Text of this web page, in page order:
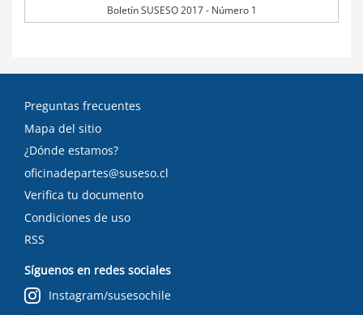
Boletín SUSESO 2017 - Número 1
Preguntas frecuentes
Mapa del sitio
¿Dónde estamos?
oficinadepartes@suseso.cl
Verifica tu documento
Condiciones de uso
RSS
Síguenos en redes sociales
Instagram/susesochile